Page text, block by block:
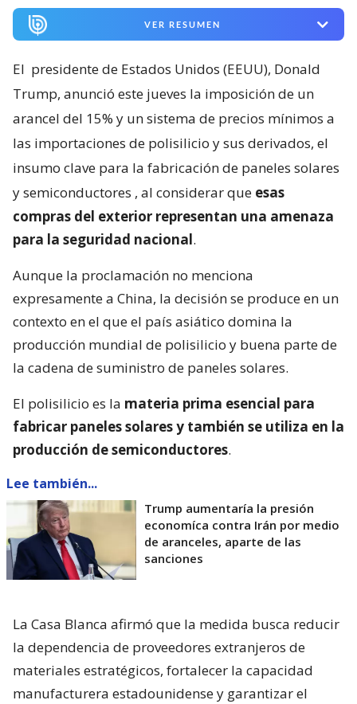
VER RESUMEN
El presidente de Estados Unidos (EEUU), Donald
Trump, anunció este jueves la imposición de un
arancel del 15% y un sistema de precios mínimos a
las importaciones de polisilicio y sus derivados, el
insumo clave para la fabricación de paneles solares
y semiconductores , al considerar que esas
compras del exterior representan una amenaza
para la seguridad nacional.
Aunque la proclamación no menciona
expresamente a China, la decisión se produce en un
contexto en el que el país asiático domina la
producción mundial de polisilicio y buena parte de
la cadena de suministro de paneles solares.
El polisilicio es la materia prima esencial para
fabricar paneles solares y también se utiliza en la
producción de semiconductores.
Lee también...
Trump aumentaría la presión
economíca contra Irán por medio
de aranceles, aparte de las
sanciones
La Casa Blanca afirmó que la medida busca reducir
la dependencia de proveedores extranjeros de
materiales estratégicos, fortalecer la capacidad
manufacturera estadounidense y garantizar el